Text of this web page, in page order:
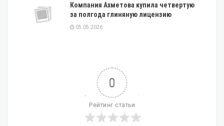
Компания Ахметова купила четвертую
за полгода глиняную лицензию
05.05.2026
0
Рейтинг статьи